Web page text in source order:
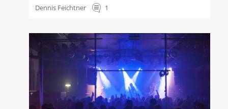
Dennis Feichtner 1